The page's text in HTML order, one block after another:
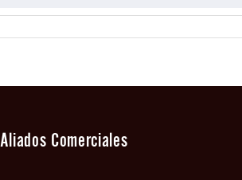
Aliados Comerciales